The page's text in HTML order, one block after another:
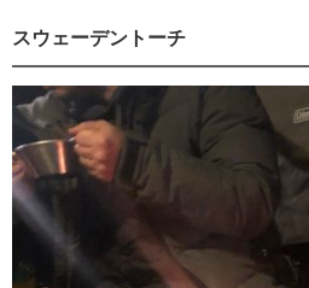
スウェーデントーチ